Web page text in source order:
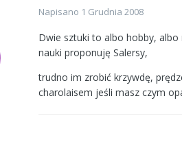
Napisano 1 Grudnia 2008
Dwie sztuki to albo hobby, albo
nauki proponuję Salersy,
trudno im zrobić krzywdę,
charolaisem jeśli masz czym